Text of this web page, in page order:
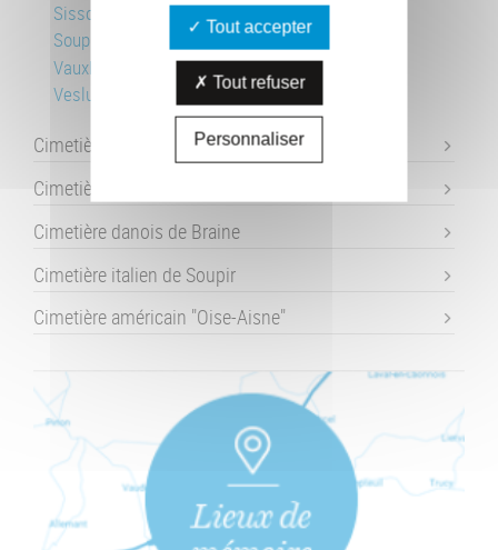
Sissonne
Soupir
Vauxbuin
Veslud
Cimetières britanniques
Cimetières communaux
Cimetière danois de Braine
Cimetière italien de Soupir
Cimetière américain "Oise-Aisne"
Tout accepter
Tout refuser
Personnaliser